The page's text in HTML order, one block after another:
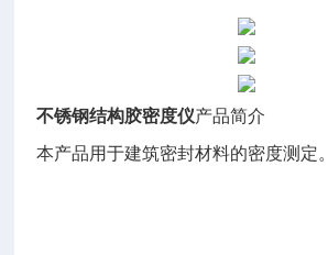
不锈钢结构胶密度仪产品简介
本产品用于建筑密封材料的密度测定。